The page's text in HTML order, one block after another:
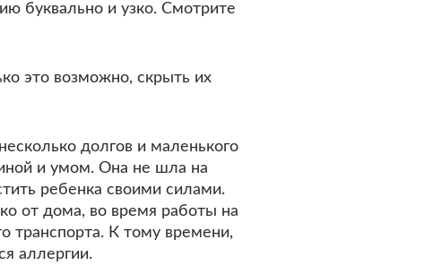
буквально и узко. Смотрите
это возможно, скрыть их
долгов и маленького
и умом. Она не шла на
ребенка своими силами.
от дома, во время работы на
транспорта. К тому времени,
аллергии.